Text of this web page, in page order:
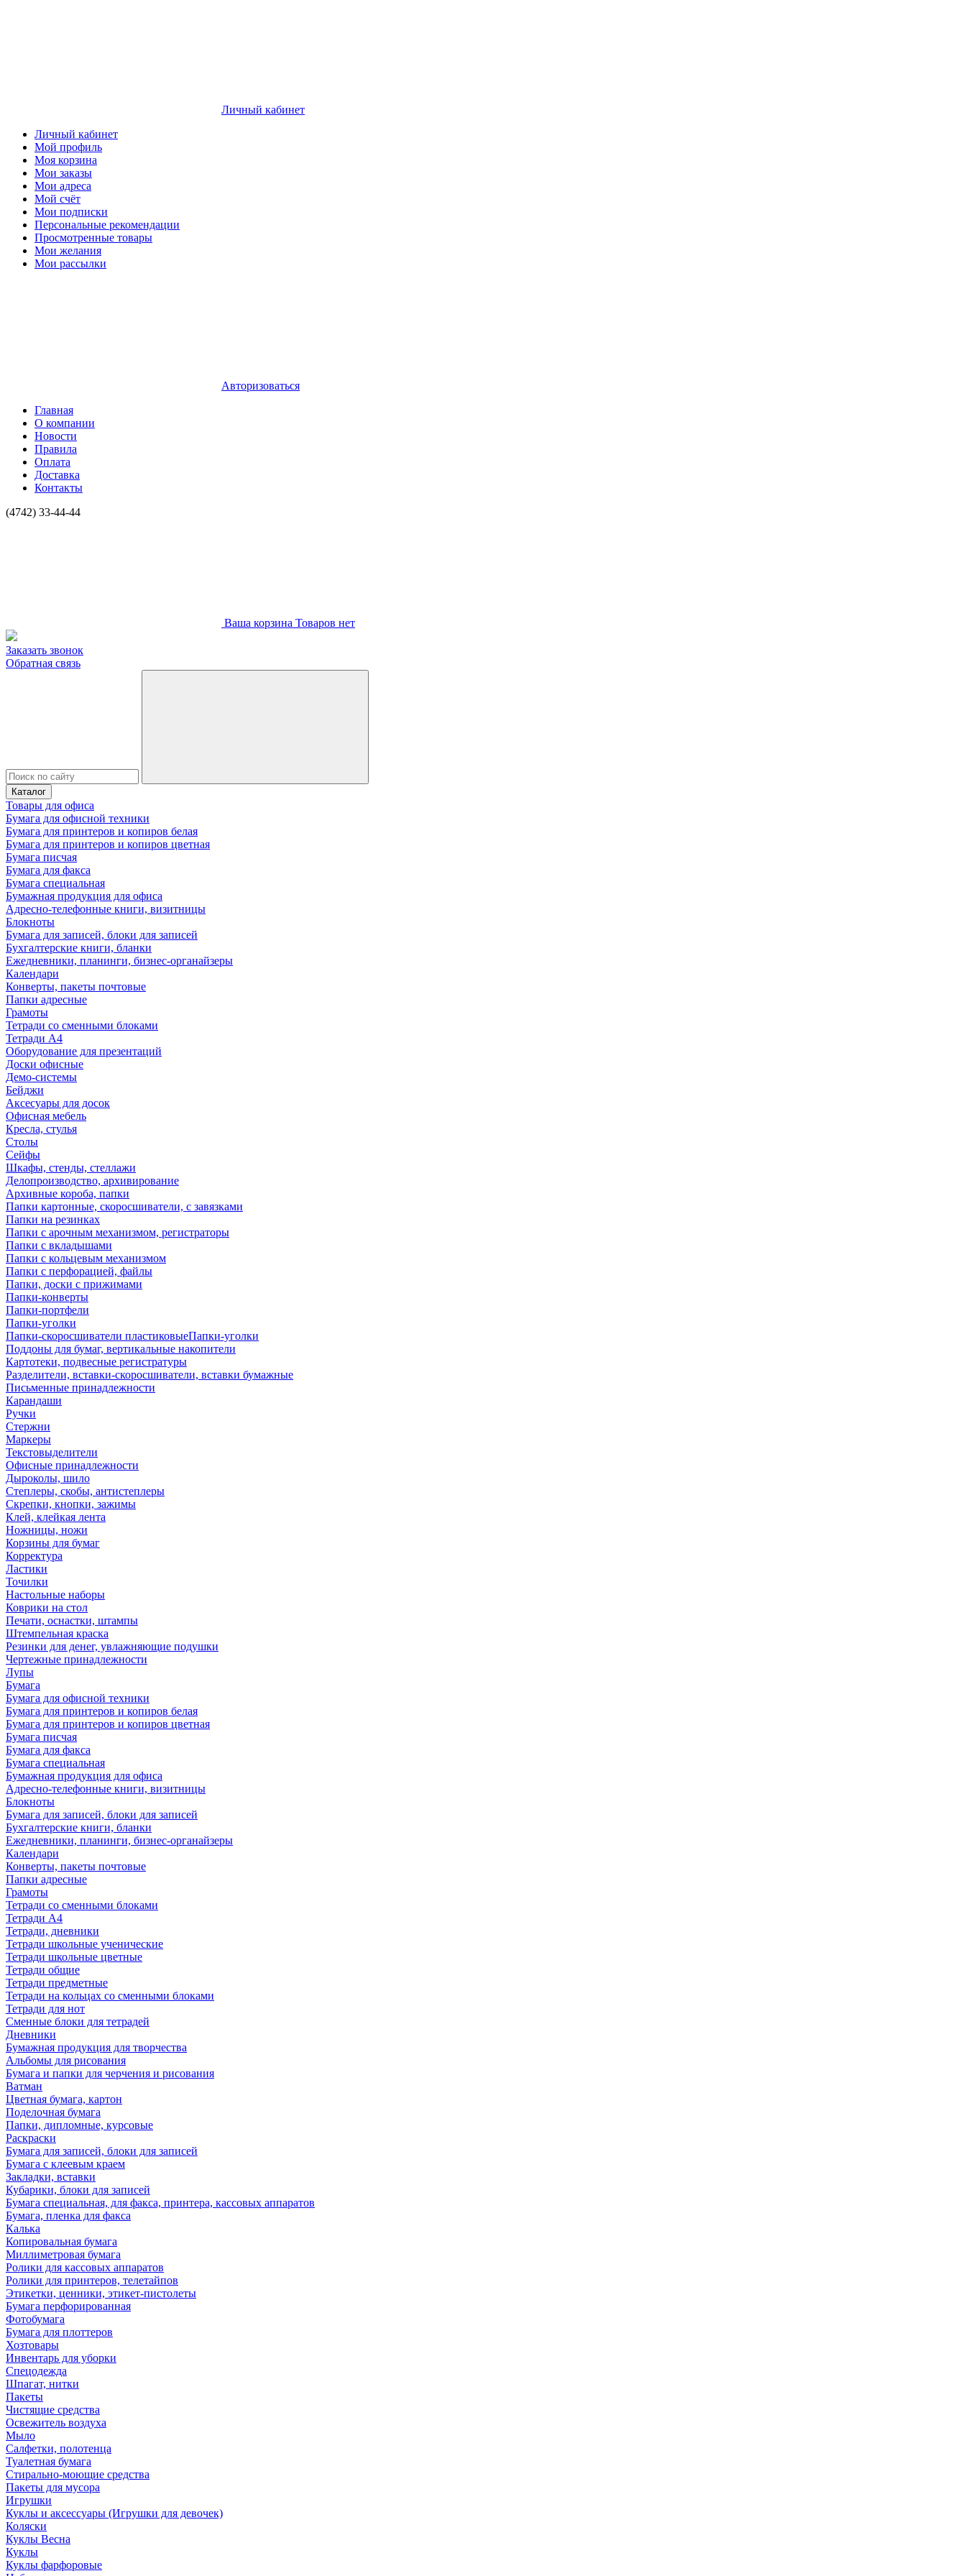
Личный кабинет
Личный кабинет
Мой профиль
Моя корзина
Мои заказы
Мои адреса
Мой счёт
Мои подписки
Персональные рекомендации
Просмотренные товары
Мои желания
Мои рассылки
Авторизоваться
Главная
О компании
Новости
Правила
Оплата
Доставка
Контакты
(4742) 33-44-44
Ваша корзина Товаров нет
Заказать звонок
Обратная связь
Каталог
Товары для офиса
Бумага для офисной техники
Бумага для принтеров и копиров белая
Бумага для принтеров и копиров цветная
Бумага писчая
Бумага для факса
Бумага специальная
Бумажная продукция для офиса
Адресно-телефонные книги, визитницы
Блокноты
Бумага для записей, блоки для записей
Бухгалтерские книги, бланки
Ежедневники, планинги, бизнес-органайзеры
Календари
Конверты, пакеты почтовые
Папки адресные
Грамоты
Тетради со сменными блоками
Тетради А4
Оборудование для презентаций
Доски офисные
Демо-системы
Бейджи
Аксесуары для досок
Офисная мебель
Кресла, стулья
Столы
Сейфы
Шкафы, стенды, стеллажи
Делопроизводство, архивирование
Архивные короба, папки
Папки картонные, скоросшиватели, с завязками
Папки на резинках
Папки с арочным механизмом, регистраторы
Папки с вкладышами
Папки с кольцевым механизмом
Папки с перфорацией, файлы
Папки, доски с прижимами
Папки-конверты
Папки-портфели
Папки-уголки
Папки-скоросшиватели пластиковыеПапки-уголки
Поддоны для бумаг, вертикальные накопители
Картотеки, подвесные регистратуры
Разделители, вставки-скоросшиватели, вставки бумажные
Письменные принадлежности
Карандаши
Ручки
Стержни
Маркеры
Текстовыделители
Офисные принадлежности
Дыроколы, шило
Степлеры, скобы, антистеплеры
Скрепки, кнопки, зажимы
Клей, клейкая лента
Ножницы, ножи
Корзины для бумаг
Корректура
Ластики
Точилки
Настольные наборы
Коврики на стол
Печати, оснастки, штампы
Штемпельная краска
Резинки для денег, увлажняющие подушки
Чертежные принадлежности
Лупы
Бумага
Бумага для офисной техники
Бумага для принтеров и копиров белая
Бумага для принтеров и копиров цветная
Бумага писчая
Бумага для факса
Бумага специальная
Бумажная продукция для офиса
Адресно-телефонные книги, визитницы
Блокноты
Бумага для записей, блоки для записей
Бухгалтерские книги, бланки
Ежедневники, планинги, бизнес-органайзеры
Календари
Конверты, пакеты почтовые
Папки адресные
Грамоты
Тетради со сменными блоками
Тетради А4
Тетради, дневники
Тетради школьные ученические
Тетради школьные цветные
Тетради общие
Тетради предметные
Тетради на кольцах со сменными блоками
Тетради для нот
Сменные блоки для тетрадей
Дневники
Бумажная продукция для творчества
Альбомы для рисования
Бумага и папки для черчения и рисования
Ватман
Цветная бумага, картон
Поделочная бумага
Папки, дипломные, курсовые
Раскраски
Бумага для записей, блоки для записей
Бумага с клеевым краем
Закладки, вставки
Кубарики, блоки для записей
Бумага специальная, для факса, принтера, кассовых аппаратов
Бумага, пленка для факса
Калька
Копировальная бумага
Миллиметровая бумага
Ролики для кассовых аппаратов
Ролики для принтеров, телетайпов
Этикетки, ценники, этикет-пистолеты
Бумага перфорированная
Фотобумага
Бумага для плоттеров
Хозтовары
Инвентарь для уборки
Спецодежда
Шпагат, нитки
Пакеты
Чистящие средства
Освежитель воздуха
Мыло
Салфетки, полотенца
Туалетная бумага
Стирально-моющие средства
Пакеты для мусора
Игрушки
Куклы и аксессуары (Игрушки для девочек)
Коляски
Куклы Весна
Куклы
Куклы фарфоровые